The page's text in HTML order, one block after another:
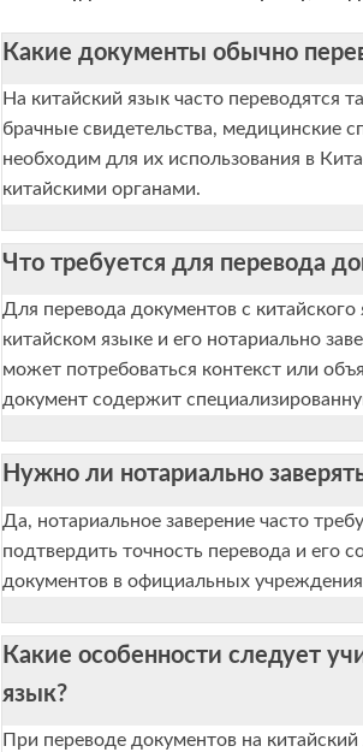
Какие документы обычно
На китайский язык часто переводятся
брачные свидетельства, медицинские
необходим для их использования в
китайскими органами.
Что требуется для перевода
Для перевода документов с
китайском языке и его нотариально
может потребоваться контекст или
документ содержит
Нужно ли нотариально
Да, нотариальное заверение часто
подтвердить точность перевода и его
документов в официальных
Какие особенности следует
язык?
При переводе документов на